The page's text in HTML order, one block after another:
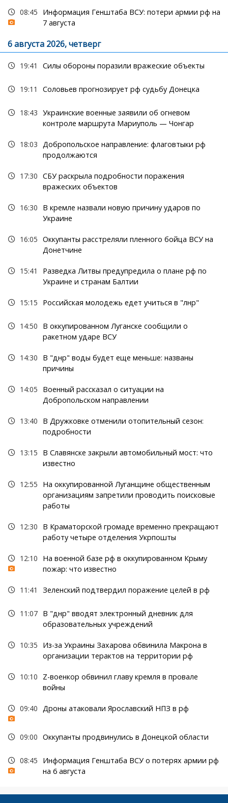
08:45
Информация Генштаба ВСУ: потери армии рф на
7 августа
6 августа 2026, четверг
19:41 Силы обороны поразили вражеские объекты
19:11 Соловьев прогнозирует рф судьбу Донецка
18:43 Украинские военные заявили об огневом
контроле маршрута Мариуполь — Чонгар
18:03 Добропольское направление: флаговтыки рф
продолжаются
17:30 СБУ раскрыла подробности поражения
вражеских объектов
16:30
В кремле назвали новую причину ударов по
Украине
16:05 Оккупанты расстреляли пленного бойца ВСУ на
Донетчине
15:41
Разведка Литвы предупредила о плане рф по
Украине и странам Балтии
15:15 Российская молодежь едет учиться в "лнр"
14:50
В оккупированном Луганске сообщили о
ракетном ударе ВСУ
14:30
В "днр" воды будет еще меньше: названы
причины
14:05
Военный рассказал о ситуации на
Добропольском направлении
13:40
В Дружковке отменили отопительный сезон:
подробности
13:15
В Славянске закрыли автомобильный мост: что
известно
12:55
На оккупированной Луганщине общественным
организациям запретили проводить поисковые
работы
12:30
В Краматорской громаде временно прекращают
работу четыре отделения Укрпошты
12:10
На военной базе рф в оккупированном Крыму
пожар: что известно
11:41 Зеленский подтвердил поражение целей в рф
11:07 В "днр" вводят электронный дневник для
образовательных учреждений
10:35
Из-за Украины Захарова обвинила Макрона в
организации терактов на территории рф
10:10
Z-военкор обвинил главу кремля в провале
войны
09:40 Дроны атаковали Ярославский НПЗ в рф
09:00 Оккупанты продвинулись в Донецкой области
08:45
Информация Генштаба ВСУ о потерях армии рф
на 6 августа